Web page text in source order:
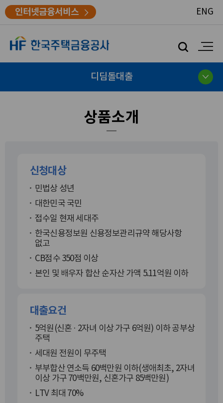
인터넷금융서비스 ENG
디딤돌대출
상품소개
신청대상
민법상 성년
대한민국 국민
접수일 현재 세대주
한국신용정보원 신용정보관리규약 해당사항
없고
CB점수 350점 이상
본인 및 배우자 합산 순자산 가액 5.11억원 이하
대출요건
5억원(신혼 · 2자녀 이상 가구 6억원) 이하 공부상
주택
세대원 전원이 무주택
부부합산 연소득 60백만원 이하(생애최초, 2자녀
이상 가구 70백만원, 신혼가구 85백만원)
LTV 최대 70%